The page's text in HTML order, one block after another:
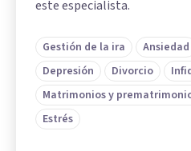
este especialista.
Gestión de la ira Ansiedad
Depresión
Divorcio
Matrimonios y
Estrés